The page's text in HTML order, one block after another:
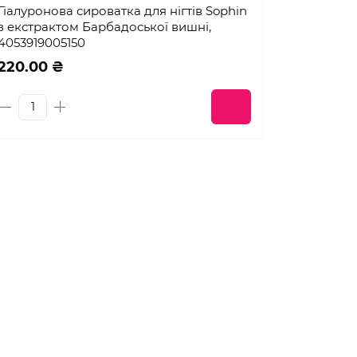
сироватка для нігтів Sophin
екстрактом Барбадоської вишні,
₴